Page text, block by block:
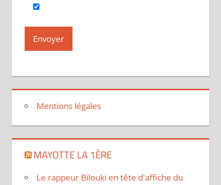
Mentions légales
MAYOTTE LA 1ÈRE
Le rappeur Bilouki en tête d'affiche du